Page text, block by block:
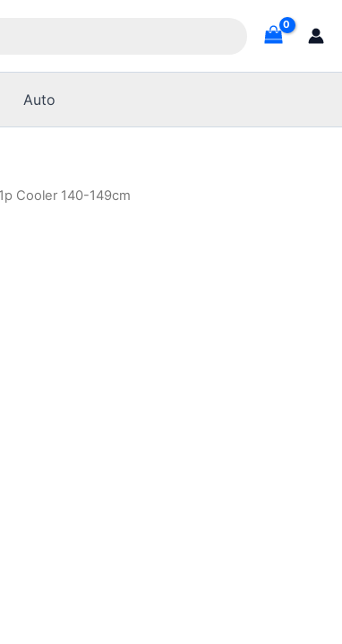
Auto
Cooler 140-149cm